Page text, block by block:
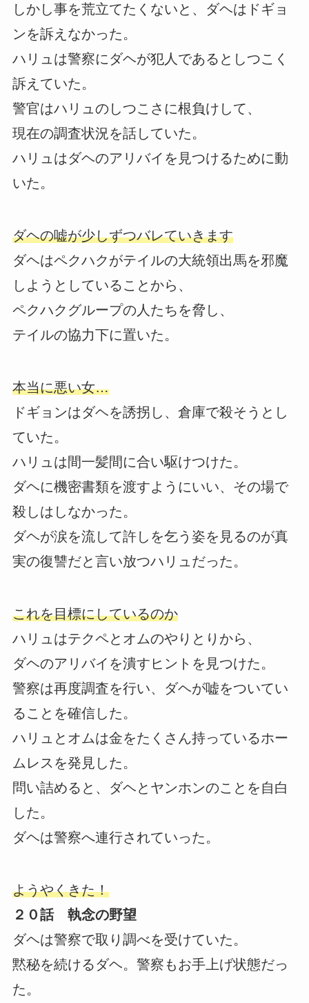
しかし事を荒立てたくないと、ダヘはドギョ
ンを訴えなかった。
ハリュは警察にダヘが犯人であるとしつこく
訴えていた。
警官はハリュのしつこさに根負けして、
現在の調査状況を話していた。
ハリュはダヘのアリバイを見つけるために動
いた。
ダヘの嘘が少しずつバレていきます
ダヘはペクハクがテイルの大統領出馬を邪魔
しようとしていることから、
ペクハクグループの人たちを脅し、
テイルの協力下に置いた。
本当に悪い女…
ドギョンはダヘを誘拐し、倉庫で殺そうとし
ていた。
ハリュは間一髪間に合い駆けつけた。
ダヘに機密書類を渡すようにいい、その場で
殺しはしなかった。
ダヘが涙を流して許しを乞う姿を見るのが真
実の復讐だと言い放つハリュだった。
これを目標にしているのか
ハリュはテクペとオムのやりとりから、
ダヘのアリバイを潰すヒントを見つけた。
警察は再度調査を行い、ダヘが嘘をついてい
ることを確信した。
ハリュとオムは金をたくさん持っているホー
ムレスを発見した。
問い詰めると、ダヘとヤンホンのことを自白
した。
ダヘは警察へ連行されていった。
ようやくきた！
２０話 執念の野望
ダヘは警察で取り調べを受けていた。
黙秘を続けるダヘ。警察もお手上げ状態だっ
た。